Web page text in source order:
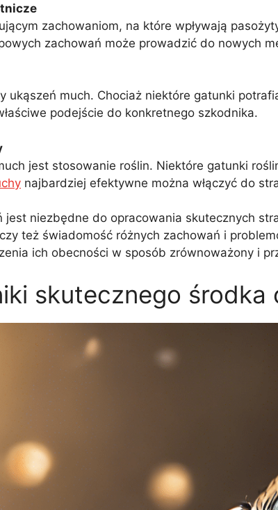
zachowaniom, na które wpływają
zachowań może prowadzić do nowych
ukąszeń much. Chociaż niektóre gatunki
podejście do konkretnego szkodnika.
jest stosowanie roślin. Niektóre gatunki
najbardziej efektywne można włączyć do
jest niezbędne do opracowania skutecznych
też świadomość różnych zachowań i
ich obecności w sposób zrównoważony i
skutecznego